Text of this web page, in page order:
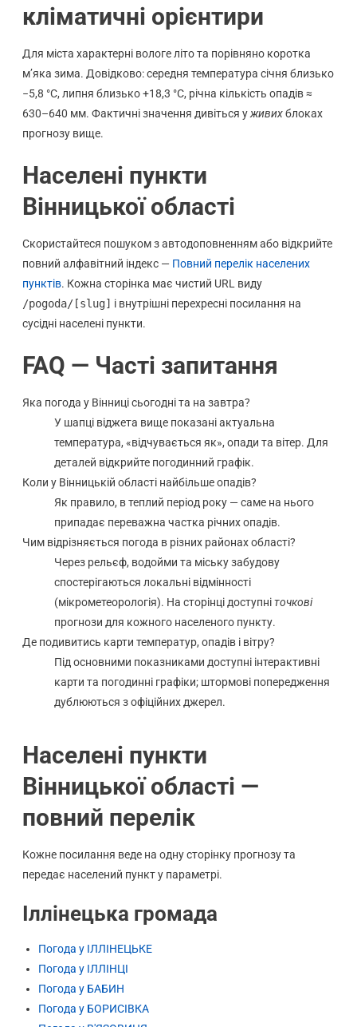
кліматичні орієнтири
Для міста характерні вологе літо та порівняно коротка
м’яка зима. Довідково: середня температура січня близько
−5,8 °C, липня близько +18,3 °C, річна кількість опадів ≈
630–640 мм. Фактичні значення дивіться уживихблоках
прогнозу вище.
Населені пункти
Вінницької області
Скористайтеся пошуком з автодоповненням або відкрийте
повний алфавітний індекс — Повний перелік населених
пунктів. Кожна сторінка має чистий URL виду
/pogoda/[slug] і внутрішні перехресні посилання на
сусідні населені пункти.
FAQ — Часті запитання
Яка погода у Вінниці сьогодні та на завтра?
У шапці віджета вище показані актуальна
температура, «відчувається як», опади та вітер. Для
деталей відкрийте погодинний графік.
Коли у Вінницькій області найбільше опадів?
Як правило, в теплий період року — саме на нього
припадає переважна частка річних опадів.
Чим відрізняється погода в різних районах області?
Через рельєф, водойми та міську забудову
спостерігаються локальні відмінності
(мікрометеорологія). На сторінці доступніточкові
прогнози для кожного населеного пункту.
Де подивитись карти температур, опадів і вітру?
Під основними показниками доступні інтерактивні
карти та погодинні графіки; штормові попередження
дублюються з офіційних джерел.
Населені пункти
Вінницької області —
повний перелік
Кожне посилання веде на одну сторінку прогнозу та
передає населений пункт у параметрі.
Іллінецька громада
Погода у ІЛЛІНЕЦЬКЕ
Погода у ІЛЛІНЦІ
Погода у БАБИН
Погода у БОРИСІВКА